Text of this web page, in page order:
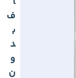
ف
ب
د
و
ن